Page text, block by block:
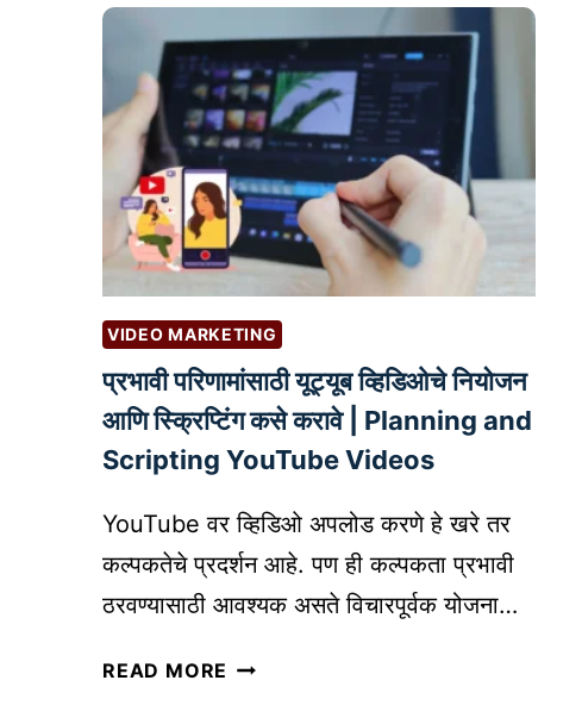
VIDEO MARKETING
प्रभावी परिणामांसाठी यूट्यूब व्हिडिओचे नियोजन
आणि स्क्रिप्टिंग कसे करावे | Planning and
Scripting YouTube Videos
YouTube वर व्हिडिओ अपलोड करणे हे खरे तर
कल्पकतेचे प्रदर्शन आहे. पण ही कल्पकता प्रभावी
ठरवण्यासाठी आवश्यक असते विचारपूर्वक योजना…
READ MORE प्र